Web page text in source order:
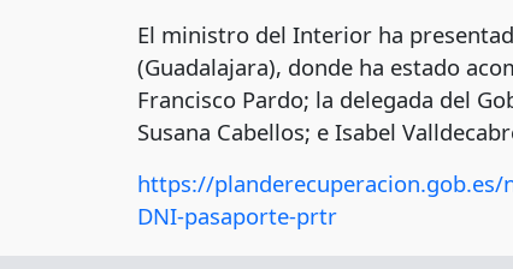
El ministro del Interior ha
(Guadalajara), donde ha estado
Francisco Pardo; la delegada del
Susana Cabellos; e Isabel
https://planderecuperacion.gob.es/
DNI-pasaporte-prtr